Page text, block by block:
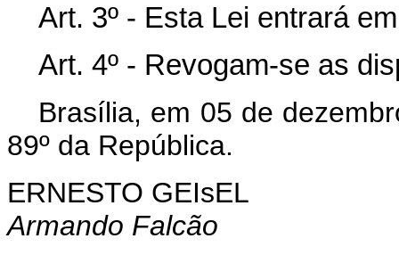
Art. 3º - Esta Lei entrará
Art. 4º - Revogam-se as
Brasília, em 05 de
89º da República.
ERNESTO GEIsEL
Armando Falcão